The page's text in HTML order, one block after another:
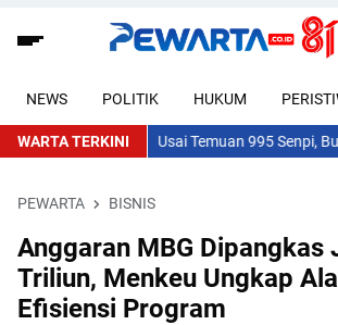
NEWS POLITIK HUKUM
WARTA TERKINIUsai Temuan 995 Senpi, Bunker
PEWARTA BISNIS
Anggaran MBG Dipangkas
Triliun, Menkeu Ungkap
Efisiensi Program